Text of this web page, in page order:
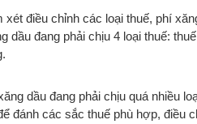
xét điều chỉnh các loại thuế, phí
dầu đang phải chịu 4 loại thuế:
dầu đang phải chịu quá nhiều
đánh các sắc thuế phù hợp, điều